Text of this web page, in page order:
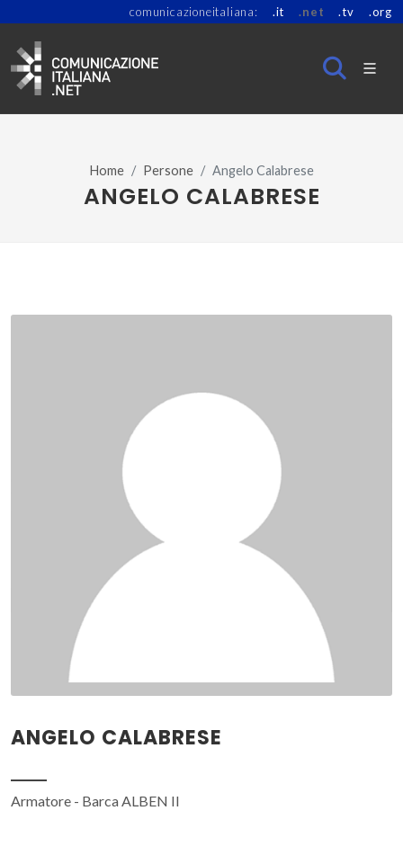
comunicazioneitaliana: .it .net .tv .org
Home Persone Angelo Calabrese
ANGELO CALABRESE
ANGELO CALABRESE
Armatore - Barca ALBEN II